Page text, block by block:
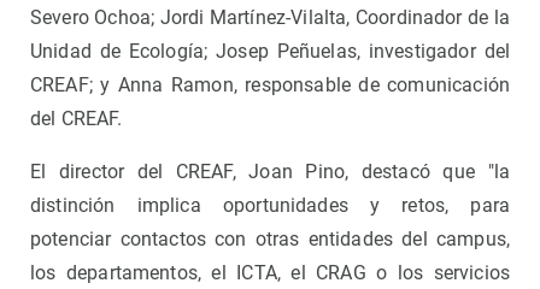
Severo Ochoa; Jordi Martínez-Vilalta, Coordinador de la
Unidad de Ecología; Josep Peñuelas, investigador del
CREAF; y Anna Ramon, responsable de comunicación
del CREAF.
El director del CREAF, Joan Pino, destacó que "la
distinción implica oportunidades y retos, para
potenciar contactos con otras entidades del campus,
los departamentos, el ICTA, el CRAG o los servicios